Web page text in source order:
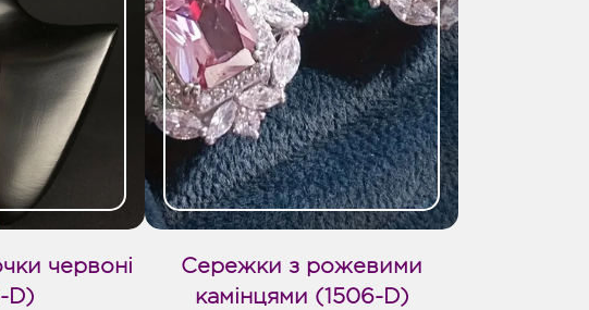
червоні
D)
Сережки з рожевими
камінцями (1506-D)